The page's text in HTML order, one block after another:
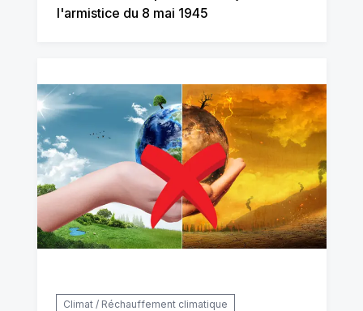
l'armistice du 8 mai 1945
Climat / Réchauffement climatique